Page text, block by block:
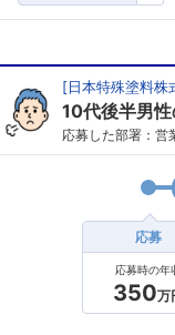
[日本特殊塗料株
10代後半男
応募した部署：営
応募
応募時の年
350万